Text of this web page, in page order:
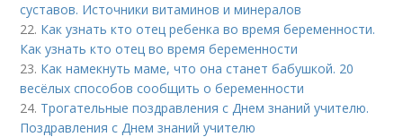
суставов. Источники витаминов и минералов
22. Как узнать кто отец ребенка во время беременности.
Как узнать кто отец во время беременности
23. Как намекнуть маме, что она станет бабушкой. 20
весёлых способов сообщить о беременности
24. Трогательные поздравления с Днем знаний учителю.
Поздравления с Днем знаний учителю